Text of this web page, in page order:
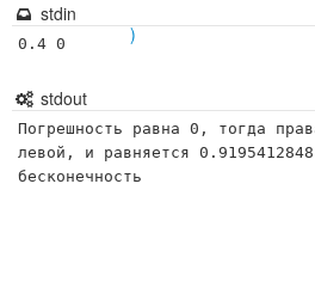
)
stdin
0.4 0
stdout
Погрешность равна 0, тогда
левой, и равняется
бесконечность